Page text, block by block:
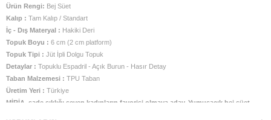
Ürün Rengi: Bej Süet
Kalıp : Tam Kalıp / Standart
İç - Dış Materyal : Hakiki Deri
Topuk Boyu : 6 cm (2 cm platform)
Topuk Tipi : Jüt İpli Dolgu Topuk
Detaylar : Topuklu Espadril - Açık Burun - Hasır Detay
Taban Malzemesi : TPU Taban
Üretim Yeri : Türkiye
MİRİA, sade şıklığı seven kadınların favorisi olmaya aday. Yumuşacık bej süet